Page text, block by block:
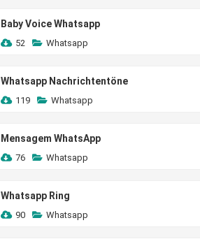
Baby Voice Whatsapp
52 Whatsapp
Whatsapp Nachrichtentöne
119 Whatsapp
Mensagem WhatsApp
76 Whatsapp
Whatsapp Ring
90 Whatsapp